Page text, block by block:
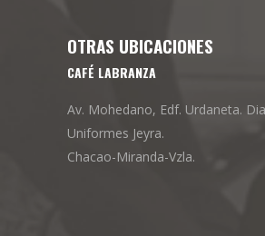
OTRAS UBICACIONES
CAFÉ LABRANZA
Av. Mohedano, Edf. Urdaneta.
Uniformes Jeyra.
Chacao-Miranda-Vzla.